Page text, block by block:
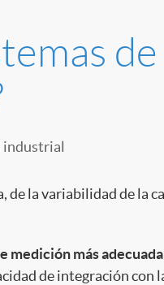
de
industrial
la variabilidad de la
medición más
de integración con